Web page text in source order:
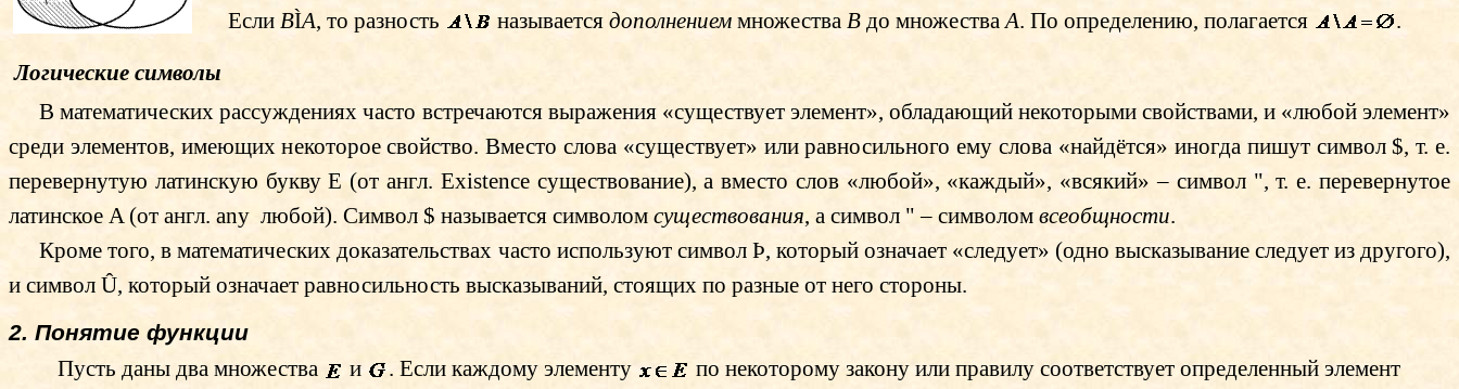
ЕслиBÌA, то разность называетсядополнением множестваB до множестваA. По определению, полагается
.
Логические символы
В математических рассуждениях часто встречаются выражения «существует элемент», обладающий некоторыми свойствами, и «любой элемент»
среди элементов, имеющих некоторое свойство. Вместо слова «существует» или равносильного ему слова «найдётся» иногда пишут символ$, т. е.
перевернутую латинскую буквуE (от англ. Existenceсуществование), а вместо слов «любой», «каждый», «всякий» – символ ", т. е. перевернутое
латинское A (от англ. аny любой). Символ $ называется символом существования, а символ " – символом всеобщности.
Кроме того, в математических доказательствах часто используют символ Þ, который означает «следует» (одно высказывание следует из другого),
и символ Û, который означает равносильность высказываний, стоящих по разные от него стороны.
2. Понятие функции
Пусть даны два множества
и . Если каждому элементу
по некоторому закону или правилу соответствует определенный элемент